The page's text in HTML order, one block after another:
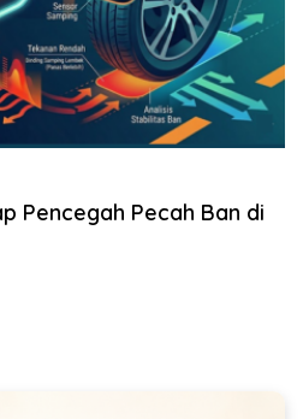
Pencegah Pecah Ban di